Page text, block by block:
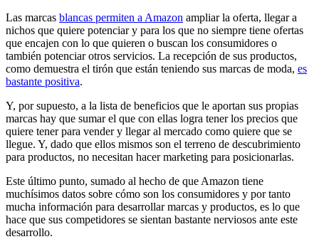
Las marcas blancas permiten a Amazon ampliar la oferta, llegar a
nichos que quiere potenciar y para los que no siempre tiene ofertas
que encajen con lo que quieren o buscan los consumidores o
también potenciar otros servicios. La recepción de sus productos,
como demuestra el tirón que están teniendo sus marcas de moda, es
bastante positiva.
Y, por supuesto, a la lista de beneficios que le aportan sus propias
marcas hay que sumar el que con ellas logra tener los precios que
quiere tener para vender y llegar al mercado como quiere que se
llegue. Y, dado que ellos mismos son el terreno de descubrimiento
para productos, no necesitan hacer marketing para posicionarlas.
Este último punto, sumado al hecho de que Amazon tiene
muchísimos datos sobre cómo son los consumidores y por tanto
mucha información para desarrollar marcas y productos, es lo que
hace que sus competidores se sientan bastante nerviosos ante este
desarrollo.